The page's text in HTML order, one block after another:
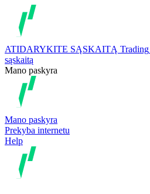
ATIDARYKITE SĄSKAITĄ Trading
sąskaitą
Mano paskyra
Mano paskyra
Prekyba internetu
Help